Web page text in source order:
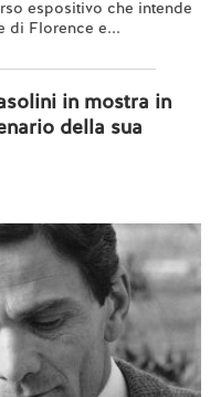
espositivo che intende
di Florence e...
in mostra in
della sua